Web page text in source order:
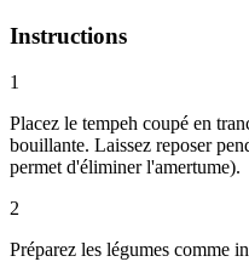
Instructions
1
Placez le tempeh coupé en
bouillante. Laissez reposer
permet d'éliminer l'amertume).
2
Préparez les légumes comme